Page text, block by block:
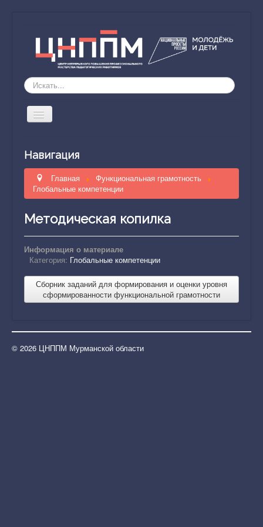
Искать...
Включить/
выключить
Направление деятельности
Обучение
Исследование компетенций
Научно-методическое пространство
Конкурсное движение
Профориентация
Календарь событий
Сотрудничество
Навигация
Главная
Функциональная грамотность
Глобальные компетенции
Методическая копилка
Информация о материале
Категория: Глобальные компетенции
Сборник заданий для формирования и оценки уровня
сформированности функциональной грамотности
© 2026 ЦНППМ Мурманской области